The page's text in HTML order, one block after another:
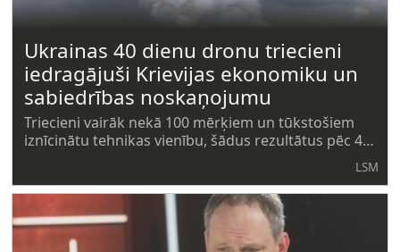
Ukrainas 40 dienu dronu triecieni
iedragājuši Krievijas ekonomiku un
sabiedrības noskaņojumu
Triecieni vairāk nekā 100 mērķiem un tūkstošiem
iznīcinātu tehnikas vienību, šādus rezultātus pēc 40
dienu Krievijas ietekmes operācijas izceļ Ukrainas
Drošības dienests. Ukrainas amatpersonas uzsver,
ka operācija ietekmēja
LSM